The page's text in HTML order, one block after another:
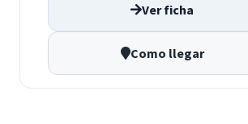
Ver ficha
Como llegar